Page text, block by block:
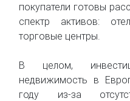
покупатели готовы
спектр активов:
торговые центры.
В целом,
недвижимость в
году из-за